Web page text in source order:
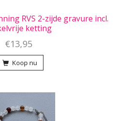
RVS 2-zijde gravure incl.
ketting
€13,95
Koop nu